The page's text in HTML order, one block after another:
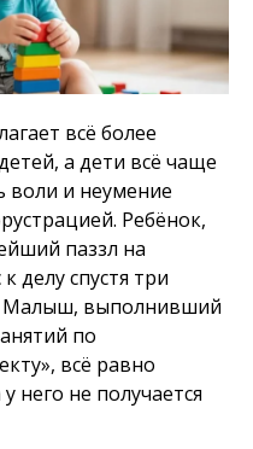
всё более
а дети всё чаще
воли и неумение
Ребёнок,
паззл на
делу спустя три
Малыш, выполнивший
по
всё равно
него не получается